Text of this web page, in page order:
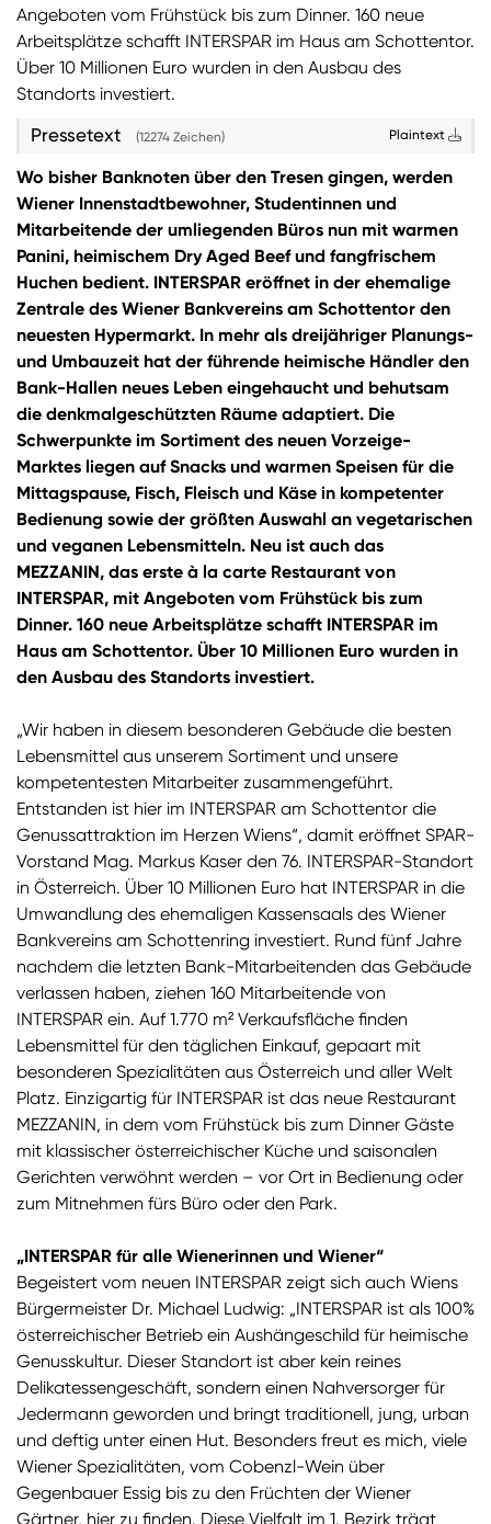
Angeboten vom Frühstück bis zum Dinner. 160 neue
Arbeitsplätze schafft INTERSPAR im Haus am Schottentor.
Über 10 Millionen Euro wurden in den Ausbau des
Standorts investiert.
Pressetext (12274 Zeichen) Plaintext
Wo bisher Banknoten über den Tresen gingen, werden
Wiener Innenstadtbewohner, Studentinnen und
Mitarbeitende der umliegenden Büros nun mit warmen
Panini, heimischem Dry Aged Beef und fangfrischem
Huchen bedient. INTERSPAR eröffnet in der ehemalige
Zentrale des Wiener Bankvereins am Schottentor den
neuesten Hypermarkt. In mehr als dreijähriger Planungs-
und Umbauzeit hat der führende heimische Händler den
Bank-Hallen neues Leben eingehaucht und behutsam
die denkmalgeschützten Räume adaptiert. Die
Schwerpunkte im Sortiment des neuen Vorzeige-
Marktes liegen auf Snacks und warmen Speisen für die
Mittagspause, Fisch, Fleisch und Käse in kompetenter
Bedienung sowie der größten Auswahl an vegetarischen
und veganen Lebensmitteln. Neu ist auch das
MEZZANIN, das erste à la carte Restaurant von
INTERSPAR, mit Angeboten vom Frühstück bis zum
Dinner. 160 neue Arbeitsplätze schafft INTERSPAR im
Haus am Schottentor. Über 10 Millionen Euro wurden in
den Ausbau des Standorts investiert.
„Wir haben in diesem besonderen Gebäude die besten
Lebensmittel aus unserem Sortiment und unsere
kompetentesten Mitarbeiter zusammengeführt.
Entstanden ist hier im INTERSPAR am Schottentor die
Genussattraktion im Herzen Wiens“, damit eröffnet SPAR-
Vorstand Mag. Markus Kaser den 76. INTERSPAR-Standort
in Österreich. Über 10 Millionen Euro hat INTERSPAR in die
Umwandlung des ehemaligen Kassensaals des Wiener
Bankvereins am Schottenring investiert. Rund fünf Jahre
nachdem die letzten Bank-Mitarbeitenden das Gebäude
verlassen haben, ziehen 160 Mitarbeitende von
INTERSPAR ein. Auf 1.770 m² Verkaufsfläche finden
Lebensmittel für den täglichen Einkauf, gepaart mit
besonderen Spezialitäten aus Österreich und aller Welt
Platz. Einzigartig für INTERSPAR ist das neue Restaurant
MEZZANIN, in dem vom Frühstück bis zum Dinner Gäste
mit klassischer österreichischer Küche und saisonalen
Gerichten verwöhnt werden – vor Ort in Bedienung oder
zum Mitnehmen fürs Büro oder den Park.
„INTERSPAR für alle Wienerinnen und Wiener“
Begeistert vom neuen INTERSPAR zeigt sich auch Wiens
Bürgermeister Dr. Michael Ludwig: „INTERSPAR ist als 100%
österreichischer Betrieb ein Aushängeschild für heimische
Genusskultur. Dieser Standort ist aber kein reines
Delikatessengeschäft, sondern einen Nahversorger für
Jedermann geworden und bringt traditionell, jung, urban
und deftig unter einen Hut. Besonders freut es mich, viele
Wiener Spezialitäten, vom Cobenzl-Wein über
Gegenbauer Essig bis zu den Früchten der Wiener
Gärtner, hier zu finden. Diese Vielfalt im 1. Bezirk trägt